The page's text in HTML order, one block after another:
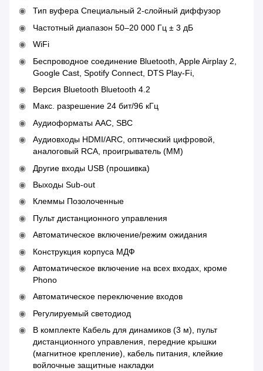
Тип вуфера Специальный 2-слойный диффузор
Частотный диапазон 50–20 000 Гц ± 3 дБ
WiFi
Беспроводное соединение Bluetooth, Apple Airplay 2,
Google Cast, Spotify Connect, DTS Play-Fi,
Версия Bluetooth Bluetooth 4.2
Макс. разрешение 24 бит/96 кГц
Аудиоформаты AAC, SBC
Аудиовходы HDMI/ARC, оптический цифровой,
аналоговый RCA, проигрыватель (MM)
Другие входы USB (прошивка)
Выходы Sub-out
Клеммы Позолоченные
Пульт дистанционного управления
Автоматическое включение/режим ожидания
Конструкция корпуса МДФ
Автоматическое включение на всех входах, кроме
Phono
Автоматическое переключение входов
Регулируемый светодиод
В комплекте Кабель для динамиков (3 м), пульт
дистанционного управления, передние крышки
(магнитное крепление), кабель питания, клейкие
войлочные защитные накладки